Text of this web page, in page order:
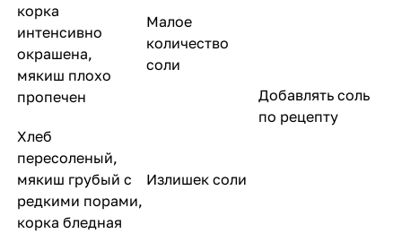
корка
интенсивно
окрашена,
мякиш плохо
пропечен
Малое
количество
соли
Добавлять соль
по рецепту
Хлеб
пересоленый,
мякиш грубый с
редкими порами,
корка бледная
Излишек соли